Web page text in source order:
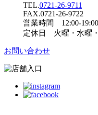
TEL.0721-26-9711
FAX.0721-26-9722
営業時間 12:00-19:00
定休日 火曜・水曜
お問い合わせ